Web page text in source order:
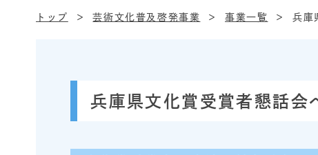
トップ 芸術文化普及啓発事業 事業一覧 兵庫
兵庫県文化賞受賞者懇話会